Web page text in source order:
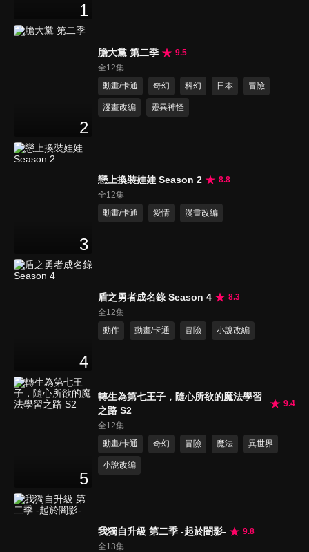
1
2
膽大黨 第二季
9.5
全12集
動畫/卡通
奇幻 科幻 日本 冒險
漫畫改編 靈異神怪
3
戀上換裝娃娃 Season 2
8.8
全12集
動畫/卡通
愛情 漫畫改編
4
盾之勇者成名錄 Season 4
8.3
全12集
動作
動畫/卡通 冒險 小說改編
5
轉生為第七王子，隨心所欲的魔法學習
之路 S2
9.4
全12集
動畫/卡通
奇幻 冒險 魔法 異世界
小說改編
我獨自升級 第二季 -起於闇影-
9.8
全13集